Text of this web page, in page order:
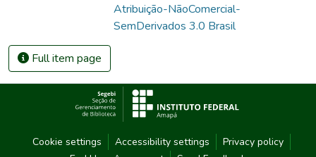
Atribuição-NãoComercial-
SemDerivados 3.0 Brasil
Full item page
Cookie settings Accessibility settings
Privacy policy